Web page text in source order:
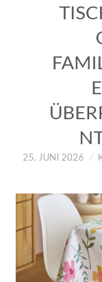
ZUM SHOP
25. JUNI 2026